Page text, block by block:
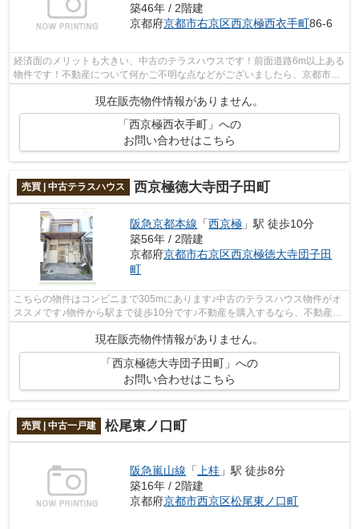
築46年 / 2階建
京都府京都市右京区西京極西衣手町86-6
経済面のメリットも大きい、中古のテラスハウスです！前面道路6m以上ある
物件です！不動産について何かご不明な点などがございましたら、京都市右
京区に強い当社スタッフへとお問い合...
現在販売物件情報がありません。
「西京極西衣手町」への
お問い合わせはこちら
売買 | 中古テラスハウス 西京極徳大寺団子田町
阪急京都本線 「西京極 」駅 徒歩10分
築56年 / 2階建
京都府京都市右京区西京極徳大寺団子田
町
こちらの物件はコンビニまで305mにあります♪中古のテラスハウス物件がオ
ススメです♪物件から駅まで徒歩10分です♪不動産を購入するなら、不動産情
現在販売物件情報がありません。
「西京極徳大寺団子田町」への
お問い合わせはこちら
売買 | 中古一戸建 松尾東ノ口町
阪急嵐山線 「 上桂 」駅 徒歩8分
築16年 / 2階建
京都府京都市西京区松尾東ノ口町